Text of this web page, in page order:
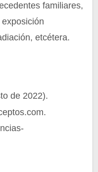
familiares,
etcétera.
de 2022).